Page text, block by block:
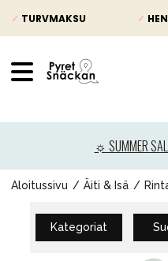
✓ TURVMAKSU ✓
☼ SUMMER
Aloitussivu Äiti & Isä
Kategoriat
Lasten
Lapsi